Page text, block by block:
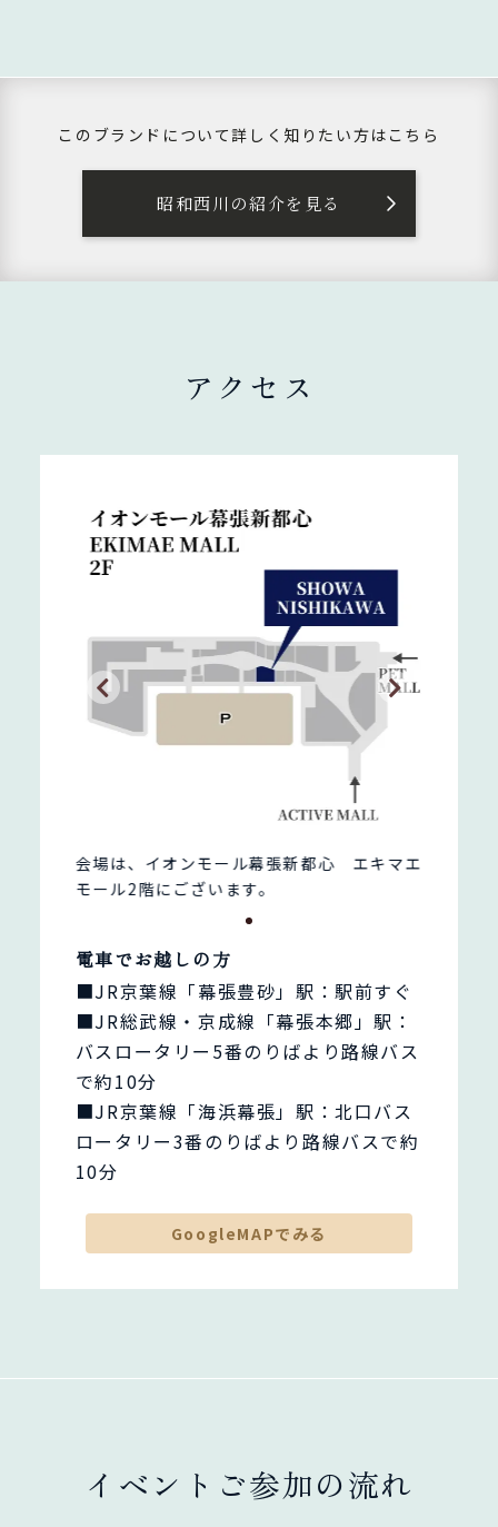
このブランドについて詳しく知りたい方はこちら
昭和西川の紹介を見る
アクセス
会場は、イオンモール幕張新都心 エキマエ
モール2階にございます。
電車でお越しの方
■JR京葉線「幕張豊砂」駅：駅前すぐ
■JR総武線・京成線「幕張本郷」駅：
バスロータリー5番のりばより路線バス
で約10分
■JR京葉線「海浜幕張」駅：北口バス
ロータリー3番のりばより路線バスで約
10分
GoogleMAPでみる
イベントご参加の流れ